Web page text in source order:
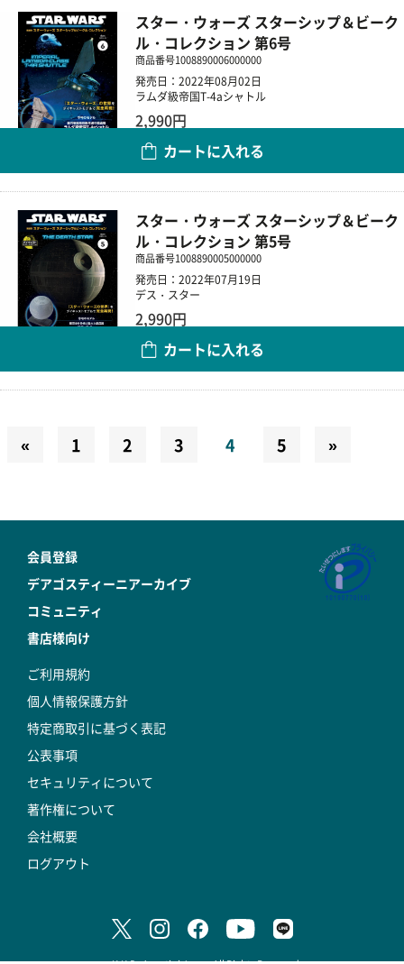
スター・ウォーズ スターシップ＆ビーク
ル・コレクション 第6号
商品番号1008890006000000
発売日：2022年08月02日
ラムダ級帝国T-4aシャトル
2,990円
カートに入れる
スター・ウォーズ スターシップ＆ビーク
ル・コレクション 第5号
商品番号1008890005000000
発売日：2022年07月19日
デス・スター
2,990円
カートに入れる
« 1 2 3 4 5 »
会員登録
デアゴスティーニアーカイブ
コミュニティ
書店様向け
ご利用規約
個人情報保護方針
特定商取引に基づく表記
公表事項
セキュリティについて
著作権について
会社概要
ログアウト